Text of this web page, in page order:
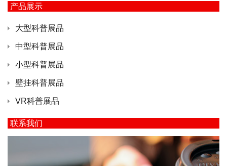
产品展示
大型科普展品
中型科普展品
小型科普展品
壁挂科普展品
VR科普展品
联系我们